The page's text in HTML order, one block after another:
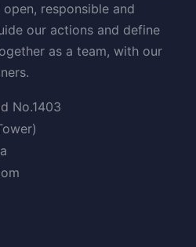
responsible and
our actions and define
as a team, with our
No.1403